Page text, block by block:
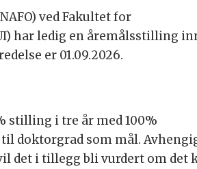
ved Fakultet for
har ledig en åremålsstilling
er 01.09.2026.
stilling i tre år med 100%
doktorgrad som mål.
det i tillegg bli vurdert om det